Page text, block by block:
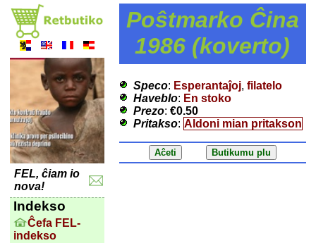
FEL, ĉiam io
nova!
Indekso
Ĉefa FEL-
indekso
Poŝtmarko Ĉina
1986 (koverto)
Speco: Esperantaĵoj, filatelo
Haveblo: En stoko
Prezo: €0.50
Pritakso: Aldoni mian pritakson